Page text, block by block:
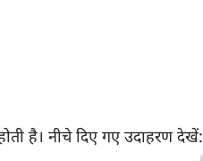
है। नीचे दिए गए उदाहरण देखें: